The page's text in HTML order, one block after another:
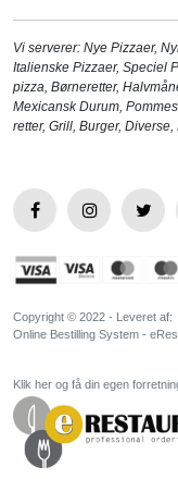
Vi serverer: Nye Pizzaer,
Italienske Pizzaer, Speciel
pizza, Børneretter,
Mexicansk Durum,
retter, Grill, Burger, Diverse,
Copyright © 2022 - Leveret af:
Online Bestilling System -
Klik her og få din egen